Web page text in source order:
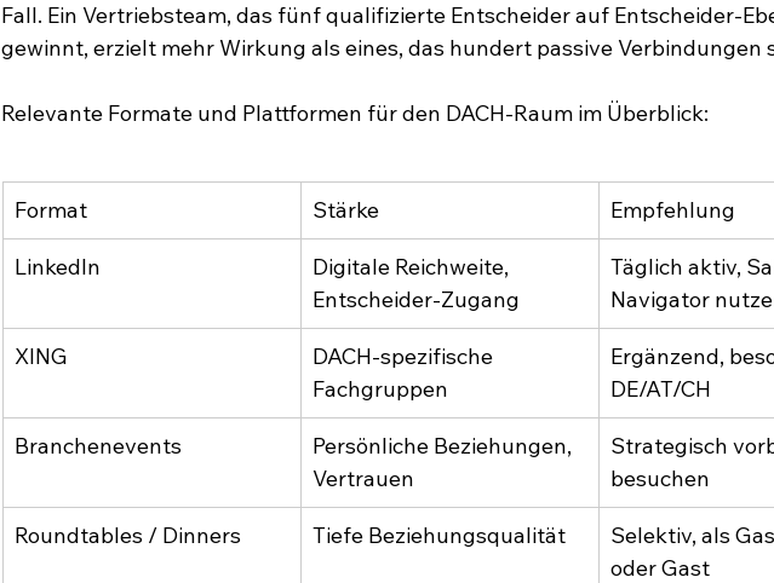
Fall. Ein Vertriebsteam, das fünf qualifizierte Entscheider auf Entscheider-
gewinnt, erzielt mehr Wirkung als eines, das hundert passive Verbindungen
Relevante Formate und Plattformen für den DACH-Raum im Überblick:
Format Stärke Empfehlung
LinkedIn
Digitale Reichweite,
Entscheider-Zugang
Täglich aktiv,
Navigator
XING
DACH-spezifische
Fachgruppen
Ergänzend,
DE/AT/CH
Branchenevents
Persönliche Beziehungen,
Vertrauen
Strategisch
besuchen
Roundtables / Dinners Tiefe Beziehungsqualität
Selektiv, als
oder Gast